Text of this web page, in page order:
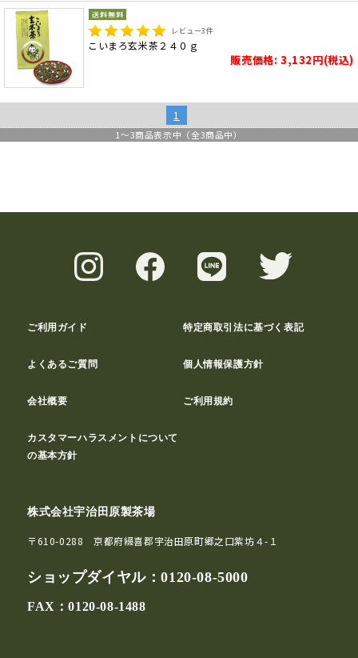
レビュー3件
こいまろ玄米茶２４０ｇ
販売価格: 3,132円(税込)
1
1 ～3商品表示中（全3商品中）
ご利用ガイド 特定商取引法に基づく表記
よくあるご質問 個人情報保護方針
会社概要 ご利用規約
カスタマーハラスメントについて
の基本方針
株式会社宇治田原製茶場
〒610-0288 京都府綴喜郡宇治田原町郷之口紫坊４-１
ショップダイヤル：0120-08-5000
FAX：0120-08-1488